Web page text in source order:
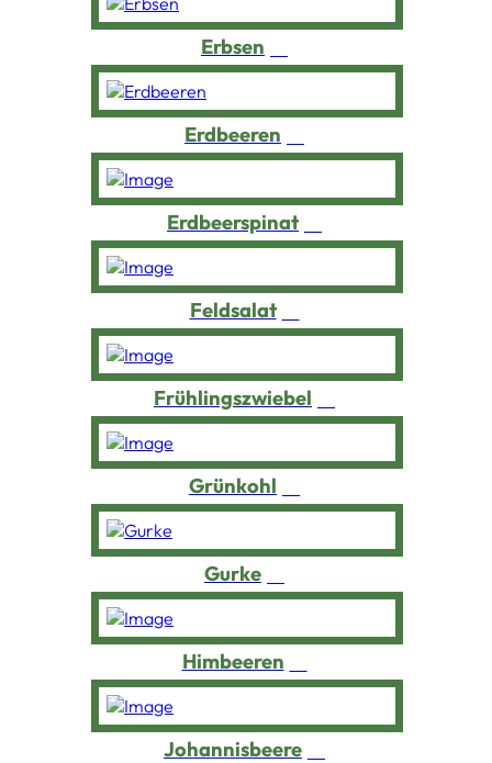
Erbsen
Erdbeeren
Erdbeerspinat
Feldsalat
Frühlingszwiebel
Grünkohl
Gurke
Himbeeren
Johannisbeere